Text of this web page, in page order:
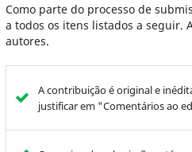
Como parte do processo de
a todos os itens listados a seguir.
autores.
A contribuição é original e
justificar em "Comentários ao